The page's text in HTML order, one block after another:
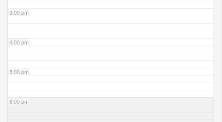
3:00 pm
4:00 pm
5:00 pm
6:00 pm